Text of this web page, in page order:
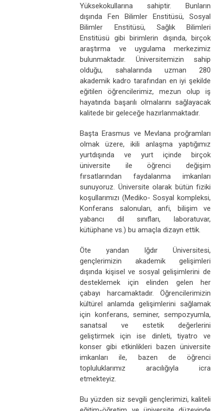
Yüksekokullarına sahiptir. Bunların
dışında Fen Bilimler Enstitüsü, Sosyal
Bilimler Enstitüsü, Sağlık Bilimleri
Enstitüsü gibi birimlerin dışında, birçok
araştırma ve uygulama merkezimiz
bulunmaktadır. Üniversitemizin sahip
olduğu, sahalarında uzman 280
akademik kadro tarafından en iyi şekilde
eğitilen öğrencilerimiz, mezun olup iş
hayatında başarılı olmalarını sağlayacak
kalitede bir geleceğe hazırlanmaktadır.
Başta Erasmus ve Mevlana proğramları
olmak üzere, ikili anlaşma yaptığımız
yurtdışında ve yurt içinde birçok
üniversite ile öğrenci değişim
fırsatlarından faydalanma imkanları
sunuyoruz. Üniversite olarak bütün fiziki
koşullarımızı (Mediko- Sosyal kompleksi,
Konferans salonuları, anfi, bilişim ve
yabancı dil sınıfları, laboratuvar,
kütüphane vs.) bu amaçla dizayn ettik.
Öte yandan Iğdır Üniversitesi,
gençlerimizin akademik gelişimleri
dışında kişisel ve sosyal gelişimlerini de
desteklemek için elinden gelen her
çabayı harcamaktadır. Öğrencilerimizin
kültürel anlamda gelişimlerini sağlamak
için konferans, seminer, sempozyumla,
sanatsal ve estetik değerlerini
geliştirmek için ise dinleti, tiyatro ve
konser gibi etkinlikleri bazen üniversite
imkanları ile, bazen de öğrenci
topluluklarımız aracılığıyla icra
etmekteyiz.
Bu yüzden siz sevgili gençlerimizi, kaliteli